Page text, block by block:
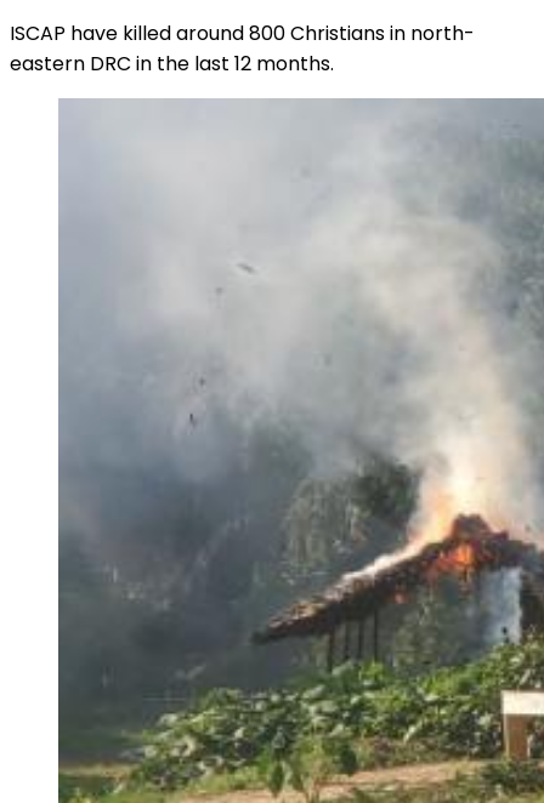
ISCAP have killed around 800 Christians in north-
eastern DRC in the last 12 months.